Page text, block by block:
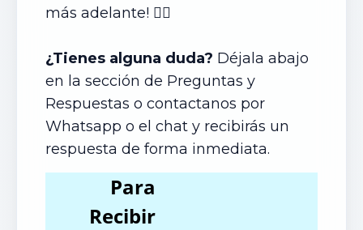
más adelante! 👍🏼
¿Tienes alguna duda? Déjala abajo
en la sección de Preguntas y
Respuestas o contactanos por
Whatsapp o el chat y recibirás un
respuesta de forma inmediata.
Para
Recibir